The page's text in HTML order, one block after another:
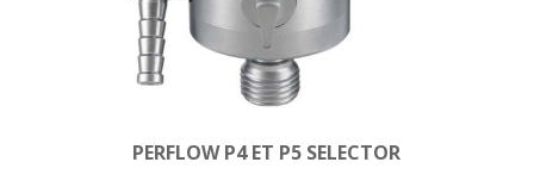
PERFLOW P4 ET P5 SELECTOR